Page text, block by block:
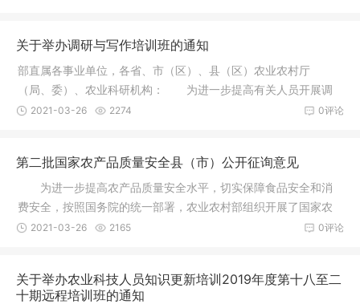
关于举办调研与写作培训班的通知
部直属各事业单位，各省、市（区）、县（区）农业农村厅
（局、委）、农业科研机构： 为进一步提高有关人员开展调
查研究和撰写
0评论
2021-03-26 2274
第二批国家农产品质量安全县（市）公开征询意见
为进一步提高农产品质量安全水平，切实保障食品安全和消
费安全，按照国务院的统一部署，农业农村部组织开展了国家农
产品质量
0评论
2021-03-26 2165
关于举办农业科技人员知识更新培训2019年度第十八至二
十期远程培训班的通知